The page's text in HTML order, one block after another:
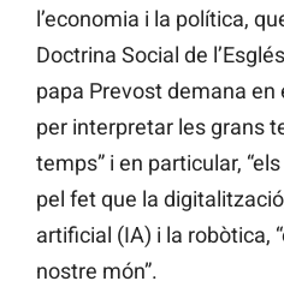
l’economia i la política,
Doctrina Social de
papa Prevost demana en
per interpretar les grans
temps” i en particular,
pel fet que la
artificial (IA) i la robòtica,
nostre món”.